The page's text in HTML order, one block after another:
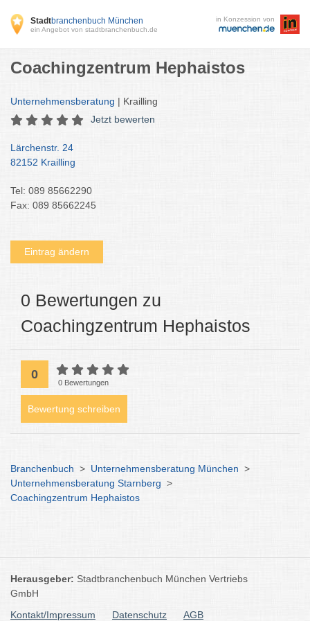
Stadtbranchenbuch München
ein Angebot von stadtbranchenbuch.de
in Konzession von
Coachingzentrum Hephaistos
Unternehmensberatung | Krailling
Jetzt bewerten
Lärchenstr. 24
82152 Krailling
Tel: 089 85662290
Fax: 089 85662245
Eintrag ändern
0 Bewertungen zu
Coachingzentrum Hephaistos
0
0 Bewertungen
Bewertung schreiben
Branchenbuch > Unternehmensberatung München >
Unternehmensberatung Starnberg >
Coachingzentrum Hephaistos
Herausgeber: Stadtbranchenbuch München Vertriebs
GmbH
Kontakt/Impressum
Datenschutz AGB